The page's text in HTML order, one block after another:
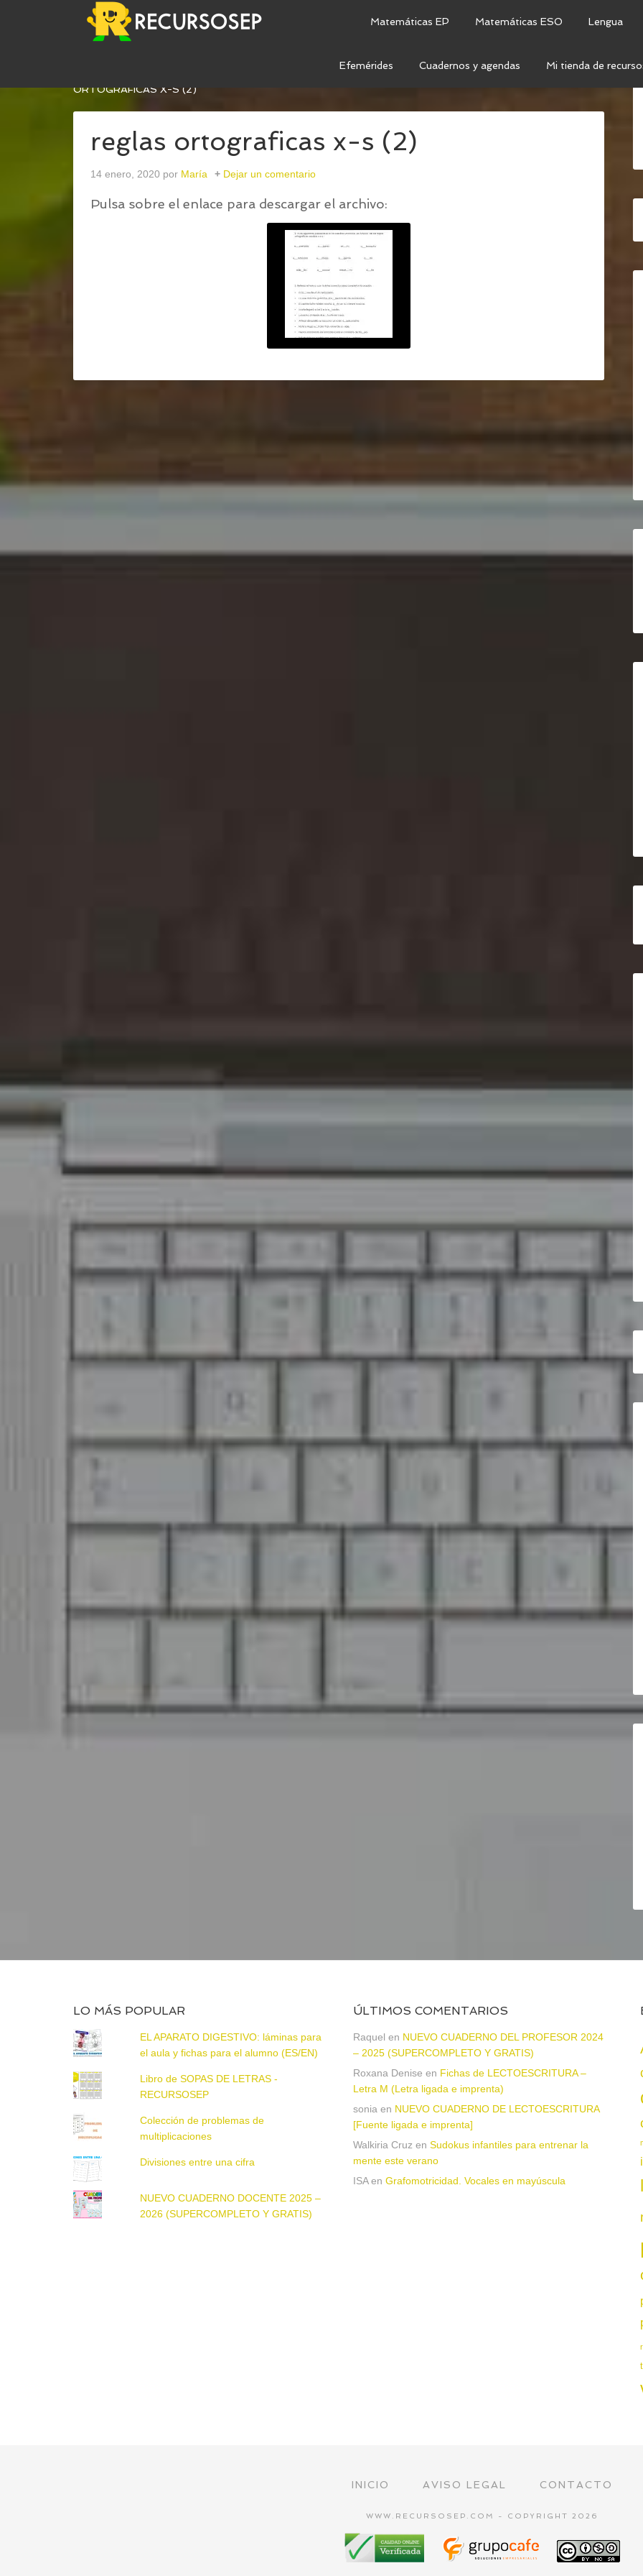
Matemáticas EP Matemáticas ESO Lengua
Efemérides Cuadernos y agendas Mi tienda de
CUADERNILLO DE ACTIVIDADES: REGLAS ORTOGRÁFICAS "X - S"
ORTOGRAFICAS X-S (2)
reglas ortograficas x-s (2)
14 enero, 2020 por María Dejar un comentario
Pulsa sobre el enlace para descargar el archivo:
LO MÁS POPULAR
EL APARATO DIGESTIVO: láminas para
el aula y fichas para el alumno (ES/EN)
Libro de SOPAS DE LETRAS -
RECURSOSEP
Colección de problemas de
multiplicaciones
Divisiones entre una cifra
NUEVO CUADERNO DOCENTE 2025 –
2026 (SUPERCOMPLETO Y GRATIS)
ÚLTIMOS COMENTARIOS
Raquel en NUEVO CUADERNO DEL PROFESOR 2024
– 2025 (SUPERCOMPLETO Y GRATIS)
Roxana Denise en Fichas de LECTOESCRITURA –
Letra M (Letra ligada e imprenta)
sonia en NUEVO CUADERNO DE LECTOESCRITURA
[Fuente ligada e imprenta]
Walkiria Cruz en Sudokus infantiles para entrenar la
mente este verano
ISAen Grafomotricidad. Vocales en mayúscula
INICIO AVISO LEGAL CONTACTO
WWW.RECURSOSEP.COM - COPYRIGHT 2026